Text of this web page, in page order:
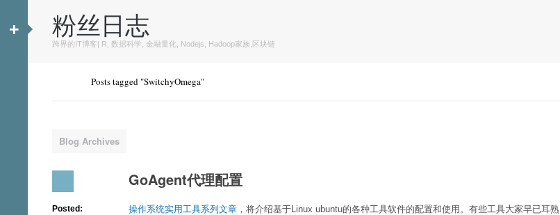
+ 粉丝日志
跨界的IT博客| R, 数据科学, 金融量化, Nodejs, Hadoop家族,区块链
Posts tagged "SwitchyOmega"
Blog Archives
Posted:
GoAgent代理配置
操作系统实用工具系列文章 ，将介绍基于Linux ubuntu的各种工具软件的配置和使用。有些工具大家早已耳熟